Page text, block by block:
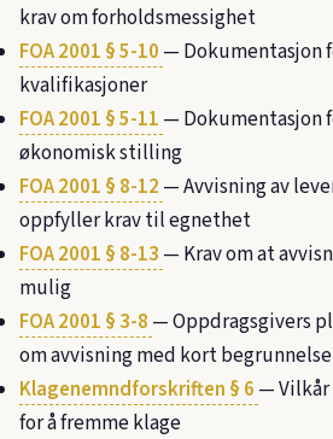
krav om forholdsmessighet
FOA 2001 § 5-10 — Dokumentasjon
kvalifikasjoner
FOA 2001 § 5-11 — Dokumentasjon
økonomisk stilling
FOA 2001 § 8-12 — Avvisning av
oppfyller krav til egnethet
FOA 2001 § 8-13 — Krav om at
mulig
FOA 2001 § 3-8 — Oppdragsgivers
om avvisning med kort begrunnelse
Klagenemndforskriften § 6 — Vilkår
for å fremme klage